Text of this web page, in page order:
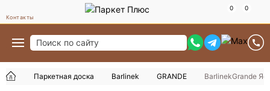
Контакты
Паркетная доска Barlinek GRANDE BarlinekGrande